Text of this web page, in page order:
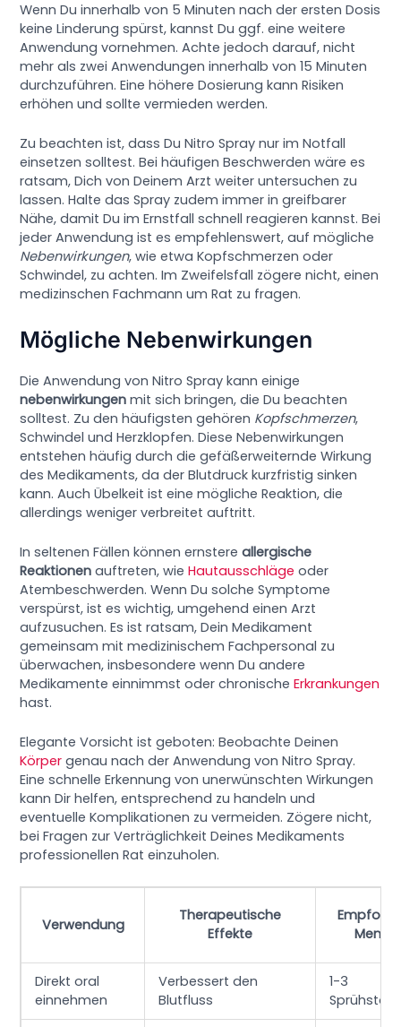
Wenn Du innerhalb von 5 Minuten nach der ersten Dosis
keine Linderung spürst, kannst Du ggf. eine weitere
Anwendung vornehmen. Achte jedoch darauf, nicht
mehr als zwei Anwendungen innerhalb von 15 Minuten
durchzuführen. Eine höhere Dosierung kann Risiken
erhöhen und sollte vermieden werden.
Zu beachten ist, dass Du Nitro Spray nur im Notfall
einsetzen solltest. Bei häufigen Beschwerden wäre es
ratsam, Dich von Deinem Arzt weiter untersuchen zu
lassen. Halte das Spray zudem immer in greifbarer
Nähe, damit Du im Ernstfall schnell reagieren kannst. Bei
jeder Anwendung ist es empfehlenswert, auf mögliche
Nebenwirkungen, wie etwa Kopfschmerzen oder
Schwindel, zu achten. Im Zweifelsfall zögere nicht, einen
medizinschen Fachmann um Rat zu fragen.
Mögliche Nebenwirkungen
Die Anwendung von Nitro Spray kann einige
nebenwirkungen mit sich bringen, die Du beachten
solltest. Zu den häufigsten gehören Kopfschmerzen,
Schwindel und Herzklopfen. Diese Nebenwirkungen
entstehen häufig durch die gefäßerweiternde Wirkung
des Medikaments, da der Blutdruck kurzfristig sinken
kann. Auch Übelkeit ist eine mögliche Reaktion, die
allerdings weniger verbreitet auftritt.
In seltenen Fällen können ernstereallergische
Reaktionen auftreten, wieHautausschläge oder
Atembeschwerden. Wenn Du solche Symptome
verspürst, ist es wichtig, umgehend einen Arzt
aufzusuchen. Es ist ratsam, Dein Medikament
gemeinsam mit medizinischem Fachpersonal zu
überwachen, insbesondere wenn Du andere
Medikamente einnimmst oder chronischeErkrankungen
hast.
Elegante Vorsicht ist geboten: Beobachte Deinen
Körper genau nach der Anwendung von Nitro Spray.
Eine schnelle Erkennung von unerwünschten Wirkungen
kann Dir helfen, entsprechend zu handeln und
eventuelle Komplikationen zu vermeiden. Zögere nicht,
bei Fragen zur Verträglichkeit Deines Medikaments
professionellen Rat einzuholen.
Verwendung
Therapeutische
Effekte
Menge
Direkt oral
einnehmen
Verbessert den
Blutfluss
1-3